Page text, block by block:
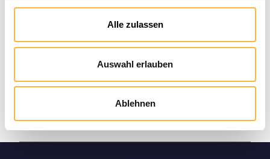
Alle zulassen
Auswahl erlauben
Ablehnen